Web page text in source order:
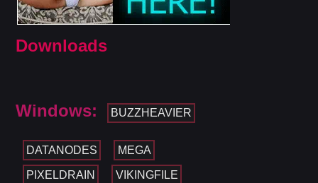
Downloads
Windows: BUZZHEAVIER
DATANODES MEGA
PIXELDRAIN VIKINGFILE